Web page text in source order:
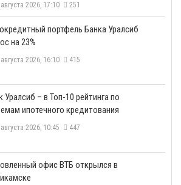
2026, 17:10 251
портфель Банка Уралсиб
на 23%
2026, 16:10 415
Уралсиб – в Топ-10 рейтинга по
ипотечного кредитования
2026, 10:45 447
офис ВТБ открылся в